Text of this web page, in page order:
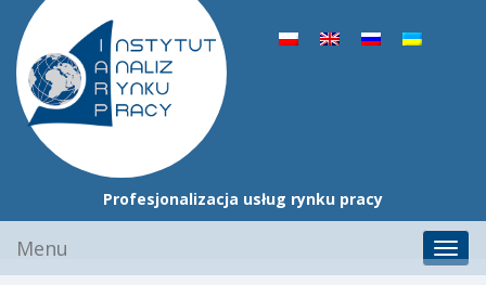
Profesjonalizacja usług rynku pracy
treści
Menu